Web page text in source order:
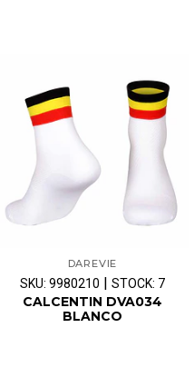
DAREVIE
SKU: 9980210 | STOCK: 7
CALCENTIN DVA034
BLANCO